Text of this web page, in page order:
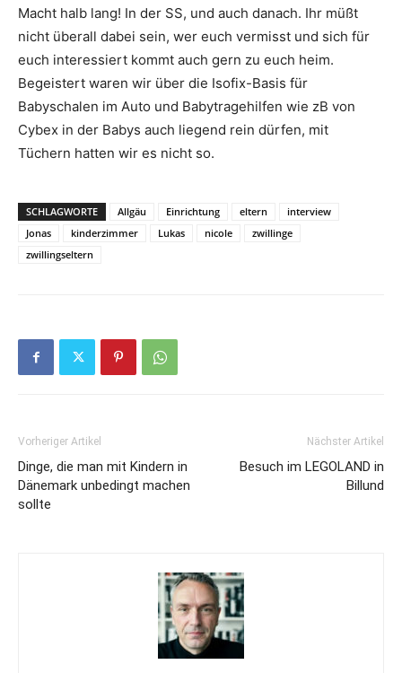
Macht halb lang! In der SS, und auch danach. Ihr müßt
nicht überall dabei sein, wer euch vermisst und sich für
euch interessiert kommt auch gern zu euch heim.
Begeistert waren wir über die Isofix-Basis für
Babyschalen im Auto und Babytragehilfen wie zB von
Cybex in der Babys auch liegend rein dürfen, mit
Tüchern hatten wir es nicht so.
SCHLAGWORTE Allgäu Einrichtung eltern
interview
Jonas
kinderzimmer Lukas nicole
zwillinge
zwillingseltern
Vorheriger Artikel
Dinge, die man mit Kindern in
Dänemark unbedingt machen
sollte
Nächster Artikel
Besuch im LEGOLAND in
Billund